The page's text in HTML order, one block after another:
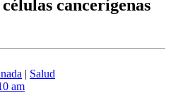
cancerígenas
| Salud
am